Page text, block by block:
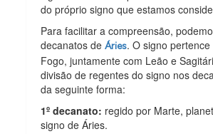
do próprio signo que estamos
Para facilitar a compreensão,
decanatos deÁries. O signo
Fogo, juntamente com Leão e
divisão de regentes do signo nos
da seguinte forma:
1º decanato: regido por Marte,
signo de Áries.